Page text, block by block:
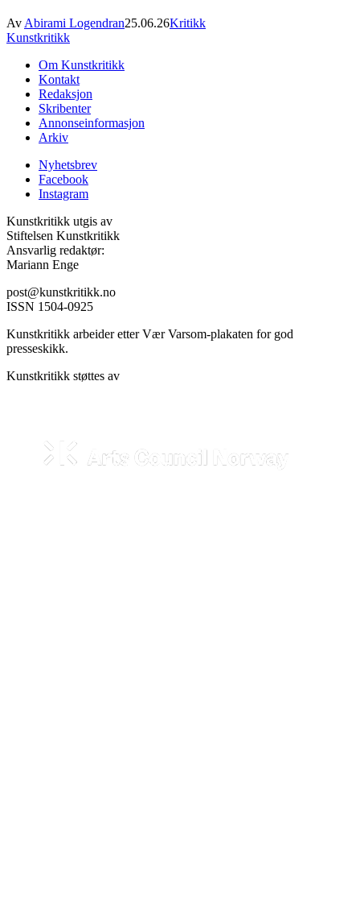
Av Abirami Logendran25.06.26Kritikk
Kunstkritikk
Om Kunstkritikk
Kontakt
Redaksjon
Skribenter
Annonseinformasjon
Arkiv
Nyhetsbrev
Facebook
Instagram
Kunstkritikk utgis av
Stiftelsen Kunstkritikk
Ansvarlig redaktør:
Mariann Enge
post@kunstkritikk.no
ISSN 1504-0925
Kunstkritikk arbeider etter Vær Varsom-plakaten for god
presseskikk.
Kunstkritikk støttes av